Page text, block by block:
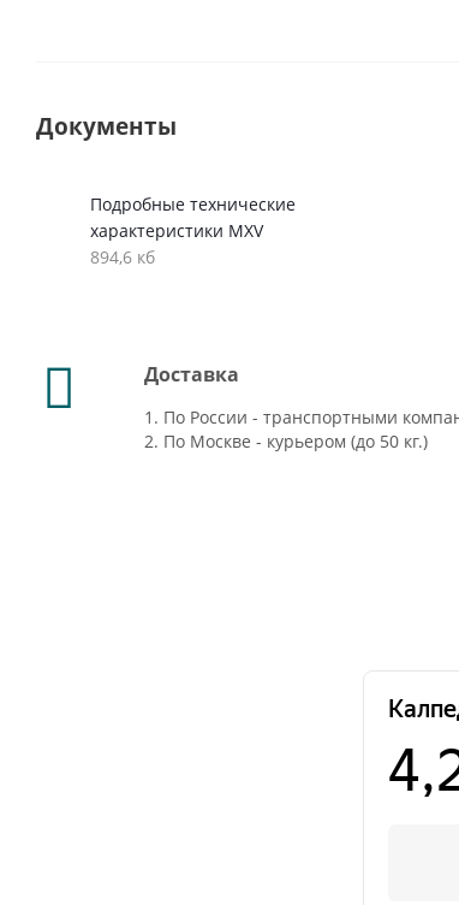
Документы
Подробные технические
характеристики MXV
894,6 кб
Доставка
1. По России - транспортными
2. По Москве - курьером (до 50 кг.)